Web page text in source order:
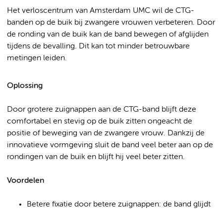
Het verloscentrum van Amsterdam UMC wil de CTG-
banden op de buik bij zwangere vrouwen verbeteren. Door
de ronding van de buik kan de band bewegen of afglijden
tijdens de bevalling. Dit kan tot minder betrouwbare
metingen leiden.
Oplossing
Door grotere zuignappen aan de CTG-band blijft deze
comfortabel en stevig op de buik zitten ongeacht de
positie of beweging van de zwangere vrouw. Dankzij de
innovatieve vormgeving sluit de band veel beter aan op de
rondingen van de buik en blijft hij veel beter zitten.
Voordelen
Betere fixatie door betere zuignappen: de band glijdt